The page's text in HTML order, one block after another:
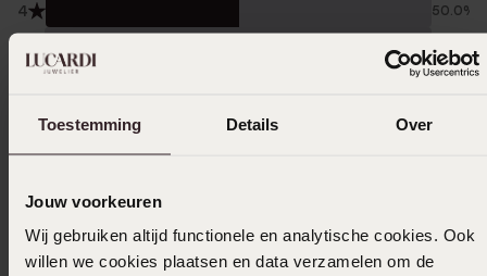
Toestemming Details Over
Jouw voorkeuren
Wij gebruiken altijd functionele en analytische cookies. Ook
willen we cookies plaatsen en data verzamelen om de
4 50.0%
0.0%